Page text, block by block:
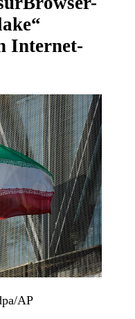
Internet-
AP